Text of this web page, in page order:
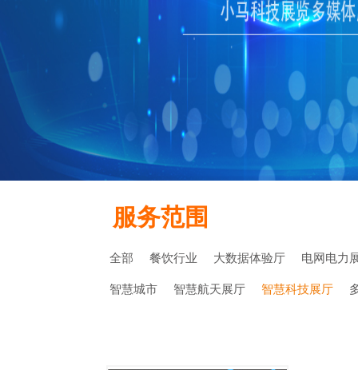
服务范围
全部 餐饮行业 大数据体验厅 电网电力
智慧城市 智慧航天展厅 智慧科技展厅